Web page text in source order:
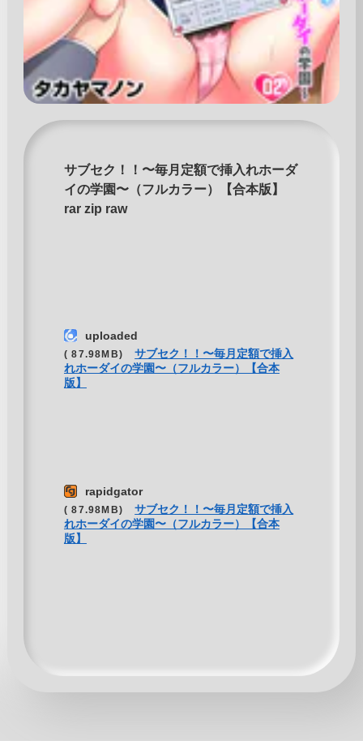
サブセク！！〜毎月定額で挿入れホーダ
イの学園〜（フルカラー）【合本版】
rar zip raw
uploaded
( 87.98MB)
サブセク！！〜毎月定額で挿入
れホーダイの学園〜（フルカラー）【合本
版】
rapidgator
( 87.98MB)
サブセク！！〜毎月定額で挿入
れホーダイの学園〜（フルカラー）【合本
版】